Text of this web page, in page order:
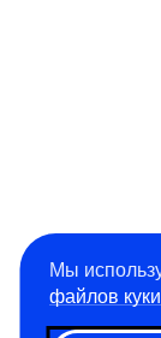
Мы
файлов куки